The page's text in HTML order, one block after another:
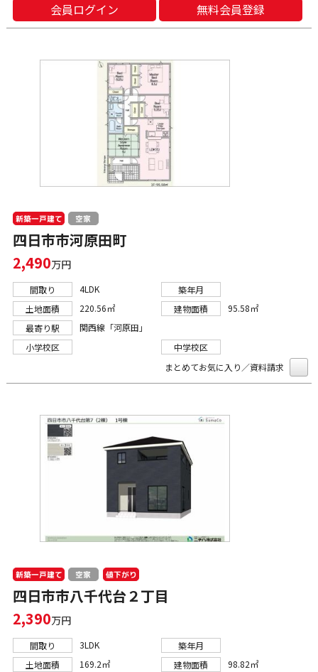
会員ログイン 無料会員登録
新築一戸建て 空家
四日市市河原田町
2,490万円
間取り 4LDK
築年月
土地面積
220.56㎡ 建物面積
95.58㎡
最寄り駅
関西線「河原田」
小学校区
中学校区
まとめてお気に入り／資料請求
新築一戸建て 空家 値下がり
四日市市八千代台２丁目
2,390万円
間取り 3LDK
築年月
土地面積
169.2㎡ 建物面積
98.82㎡